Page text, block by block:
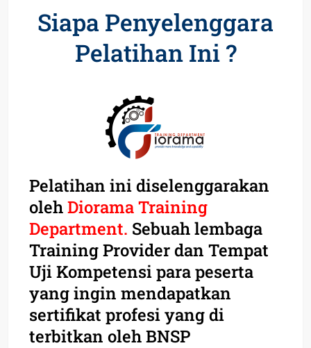
Siapa Penyelenggara
Pelatihan Ini ?
Pelatihan ini diselenggarakan
olehDiorama Training
Department. Sebuah lembaga
Training Provider dan Tempat
Uji Kompetensi para peserta
yang ingin mendapatkan
sertifikat profesi yang di
terbitkan oleh BNSP